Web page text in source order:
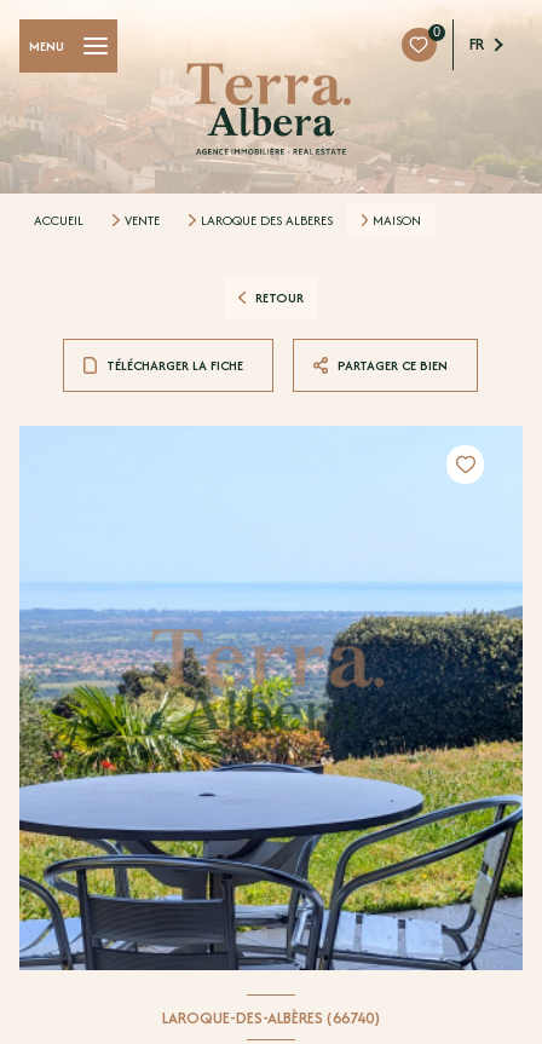
0
FR
MENU
ACCUEIL VENTE LAROQUE DES ALBERES MAISON
RETOUR
TÉLÉCHARGER LA FICHE PARTAGER CE BIEN
LAROQUE-DES-ALBÈRES (66740)